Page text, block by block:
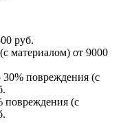
руб.
материалом) от 9000
повреждения (с
повреждения (с